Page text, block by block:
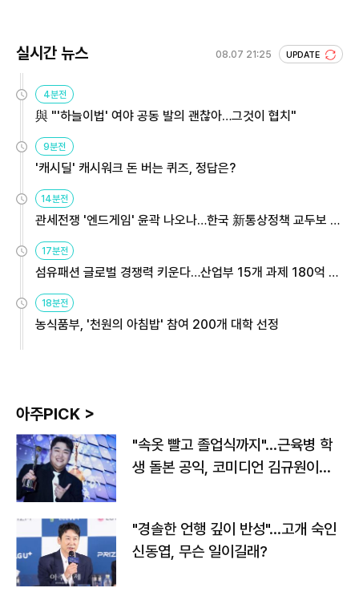
실시간 뉴스 08.07 21:25 UPDATE
4분전
與 "'하늘이법' 여야 공동 발의 괜찮아…그것이 협치"
9분전
'캐시딜' 캐시워크 돈 버는 퀴즈, 정답은?
14분전
관세전쟁 '엔드게임' 윤곽 나오나…한국 新통상정책 교두보 활
용해야
17분전
섬유패션 글로벌 경쟁력 키운다…산업부 15개 과제 180억 지
원
18분전
농식품부, '천원의 아침밥' 참여 200개 대학 선정
아주PICK >
"속옷 빨고 졸업식까지"…근육병 학
생 돌본 공익, 코미디언 김규원이었
"경솔한 언행 깊이 반성"…고개 숙인
신동엽, 무슨 일이길래?